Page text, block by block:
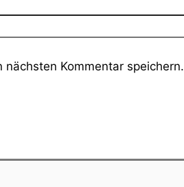
Kommentar speichern.